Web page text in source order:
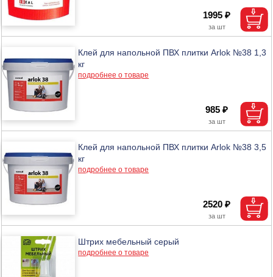
1995 ₽
Клей для напольной ПВХ плитки Arlok №38 1,3
кг
подробнее о товаре
985 ₽
Клей для напольной ПВХ плитки Arlok №38 3,5
кг
подробнее о товаре
2520 ₽
Штрих мебельный серый
подробнее о товаре